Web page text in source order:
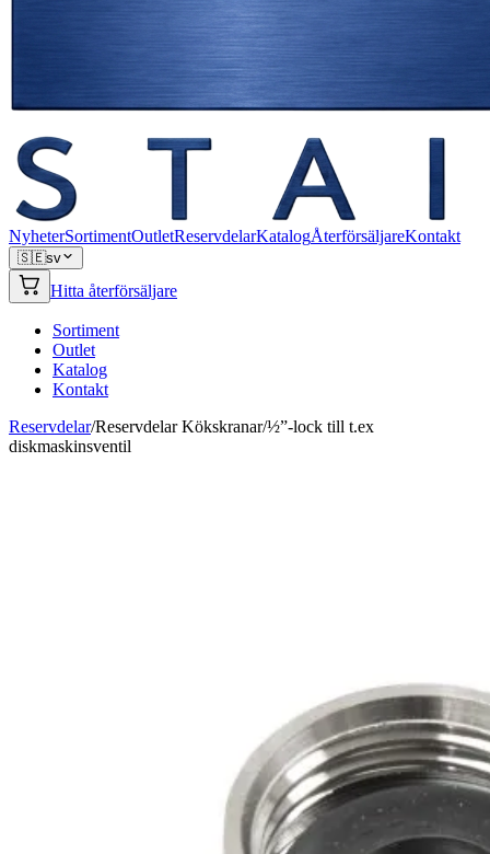
NyheterSortimentOutletReservdelarKatalogÅterförsäljareKontakt
🇸🇪sv
Hitta återförsäljare
Sortiment
Outlet
Katalog
Kontakt
Reservdelar/Reservdelar Kökskranar/½”-lock till t.ex
diskmaskinsventil